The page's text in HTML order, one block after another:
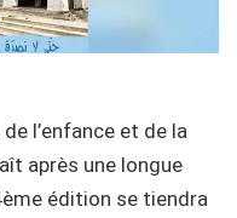
l’enfance et de la
après une longue
édition se tiendra